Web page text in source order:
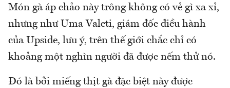
Món gà áp chảo này trông không có vẻ gì xa xỉ,
nhưng như Uma Valeti, giám đốc điều hành
của Upside, lưu ý, trên thế giới chắc chỉ có
khoảng một nghìn người đã được nếm thử nó.
Đó là bởi miếng thịt gà đặc biệt này được